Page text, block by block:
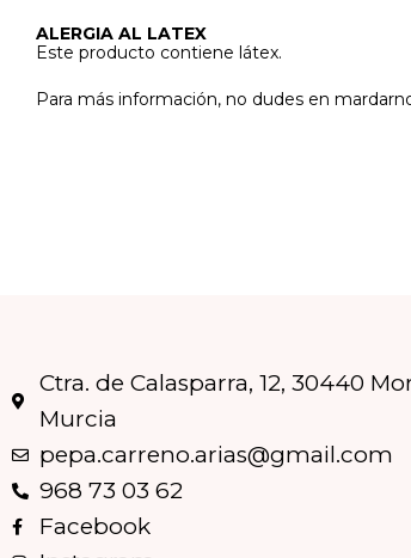
ALERGIA AL LATEX
Este producto contiene látex.
Para más información, no dudes en
Ctra. de Calasparra, 12, 30440
Murcia
pepa.carreno.arias@gmail.com
968 73 03 62
Facebook